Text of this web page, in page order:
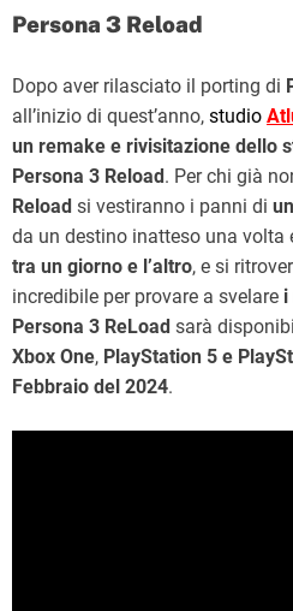
Persona 3 Reload
Dopo aver rilasciato il porting di
all’inizio di quest’anno, studio
un remake e rivisitazione dello
Persona 3 Reload. Per chi già
Reload si vestiranno i panni di
da un destino inatteso una volta
tra un giorno e l’altro, e si
incredibile per provare a svelare i
Persona 3 ReLoad sarà
Xbox One, PlayStation 5 e
Febbraio del 2024.